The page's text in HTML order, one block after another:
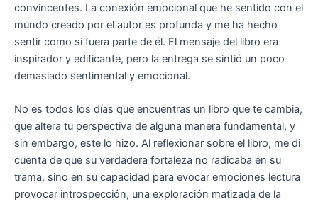
convincentes. La conexión emocional que he sentido con el
mundo creado por el autor es profunda y me ha hecho
sentir como si fuera parte de él. El mensaje del libro era
inspirador y edificante, pero la entrega se sintió un poco
demasiado sentimental y emocional.
No es todos los días que encuentras un libro que te cambia,
que altera tu perspectiva de alguna manera fundamental, y
sin embargo, este lo hizo. Al reflexionar sobre el libro, me di
cuenta de que su verdadera fortaleza no radicaba en su
trama, sino en su capacidad para evocar emociones lectura
provocar introspección, una exploración matizada de la